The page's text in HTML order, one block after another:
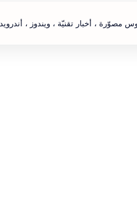
مصوّرة ، أخبار تقنيّة ، ويندوز ،